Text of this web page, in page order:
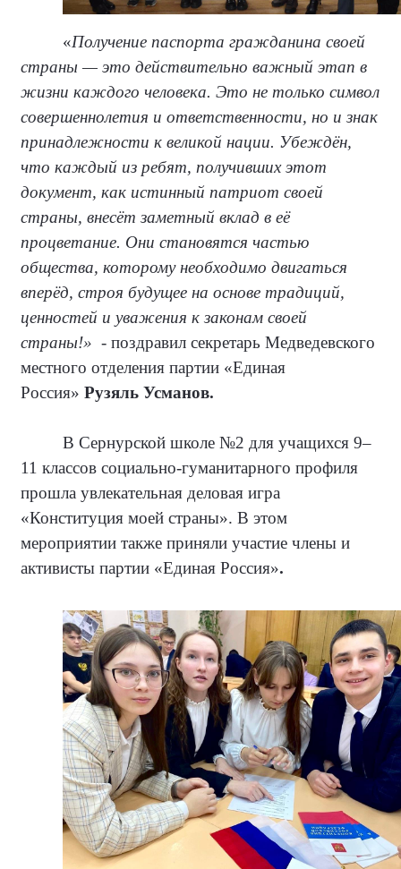
«Получение паспорта гражданина своей
страны — это действительно важный этап в
жизни каждого человека. Это не только символ
совершеннолетия и ответственности, но и знак
принадлежности к великой нации. Убеждён,
что каждый из ребят, получивших этот
документ, как истинный патриот своей
страны, внесёт заметный вклад в её
процветание. Они становятся частью
общества, которому необходимо двигаться
вперёд, строя будущее на основе традиций,
ценностей и уважения к законам своей
страны!» - поздравил секретарь Медведевского
местного отделения партии «Единая
Россия» Рузяль Усманов.
В Сернурской школе №2 для учащихся 9–
11 классов социально-гуманитарного профиля
прошла увлекательная деловая игра
«Конституция моей страны». В этом
мероприятии также приняли участие члены и
активисты партии «Единая Россия».